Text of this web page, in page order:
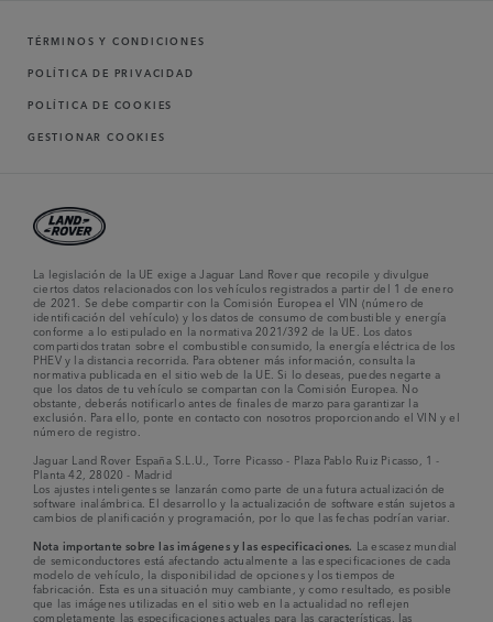
TÉRMINOS Y CONDICIONES
POLÍTICA DE PRIVACIDAD
POLÍTICA DE COOKIES
GESTIONAR COOKIES
La legislación de la UE exige a Jaguar Land Rover que recopile y divulgue
ciertos datos relacionados con los vehículos registrados a partir del 1 de enero
de 2021. Se debe compartir con la Comisión Europea el VIN (número de
identificación del vehículo) y los datos de consumo de combustible y energía
conforme a lo estipulado en la normativa 2021/392 de la UE. Los datos
compartidos tratan sobre el combustible consumido, la energía eléctrica de los
PHEV y la distancia recorrida. Para obtener más información, consulta la
normativa publicada en el sitio web de la UE. Si lo deseas, puedes negarte a
que los datos de tu vehículo se compartan con la Comisión Europea. No
obstante, deberás notificarlo antes de finales de marzo para garantizar la
exclusión. Para ello, ponte en contacto con nosotros proporcionando el VIN y el
número de registro.
Jaguar Land Rover España S.L.U., Torre Picasso - Plaza Pablo Ruiz Picasso, 1 -
Planta 42, 28020 - Madrid
Los ajustes inteligentes se lanzarán como parte de una futura actualización de
software inalámbrica. El desarrollo y la actualización de software están sujetos a
cambios de planificación y programación, por lo que las fechas podrían variar.
Nota importante sobre las imágenes y las especificaciones. La escasez mundial
de semiconductores está afectando actualmente a las especificaciones de cada
modelo de vehículo, la disponibilidad de opciones y los tiempos de
fabricación. Esta es una situación muy cambiante, y como resultado, es posible
que las imágenes utilizadas en el sitio web en la actualidad no reflejen
completamente las especificaciones actuales para las características, las